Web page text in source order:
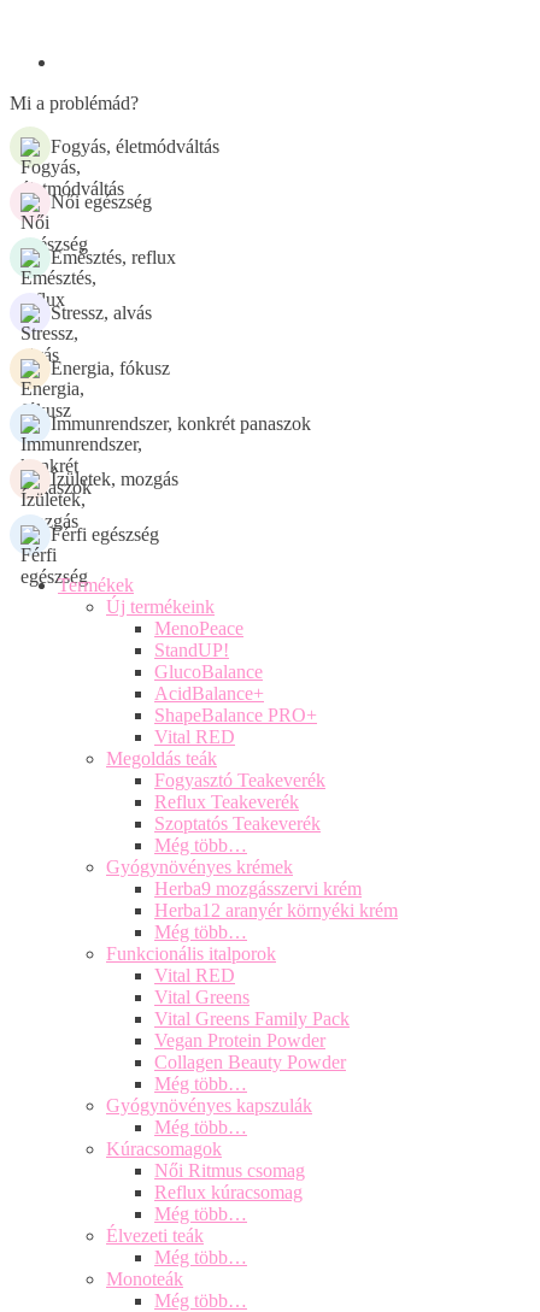
Mi a problémád?
Fogyás, életmódváltás
Női egészség
Emésztés, reflux
Stressz, alvás
Energia, fókusz
Immunrendszer, konkrét panaszok
Ízületek, mozgás
Férfi egészség
Termékek
Új termékeink
MenoPeace
StandUP!
GlucoBalance
AcidBalance+
ShapeBalance PRO+
Vital RED
Megoldás teák
Fogyasztó Teakeverék
Reflux Teakeverék
Szoptatós Teakeverék
Még több…
Gyógynövényes krémek
Herba9 mozgásszervi krém
Herba12 aranyér környéki krém
Még több…
Funkcionális italporok
Vital RED
Vital Greens
Vital Greens Family Pack
Vegan Protein Powder
Collagen Beauty Powder
Még több…
Gyógynövényes kapszulák
Még több…
Kúracsomagok
Női Ritmus csomag
Reflux kúracsomag
Még több…
Élvezeti teák
Még több…
Monoteák
Még több…